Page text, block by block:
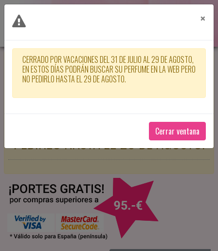
CERRADO POR VACACIONES DEL 31
DE JULIO AL 29 DE AGOSTO, EN
ESTOS DÍAS PODRÁN BUSCAR SU
PERFUME EN LA WEB PERO NO
PEDIRLO HASTA EL 29 DE AGOSTO.
×
CERRADO POR VACACIONES DEL 31 DE JULIO AL 29 DE AGOSTO,
EN ESTOS DÍAS PODRÁN BUSCAR SU PERFUME EN LA WEB PERO
NO PEDIRLO HASTA EL 29 DE AGOSTO.
Cerrar ventana